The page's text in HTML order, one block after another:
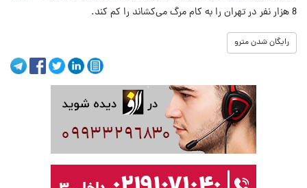
8 هزار نفر در تهران را به کام مرگ می‌کشاند را کم کند.
رایگان شدن مترو